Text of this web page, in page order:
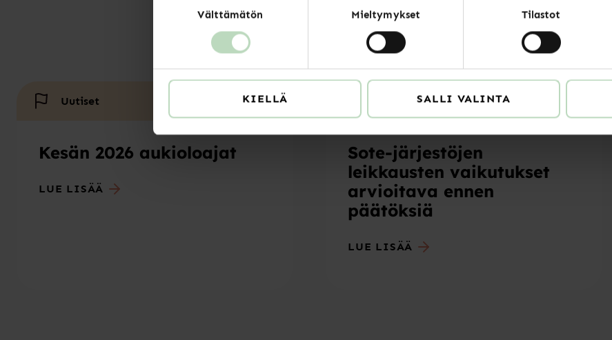
Välttämätön Mieltymykset Tilastot
KIELLÄ SALLI VALINTA
Luitko jo nämä?
Uutiset
Kesän 2026 aukioloajat
LUE LISÄÄ
Sote-järjestöjen
leikkausten vaikutukset
arvioitava ennen
päätöksiä
LUE LISÄÄ